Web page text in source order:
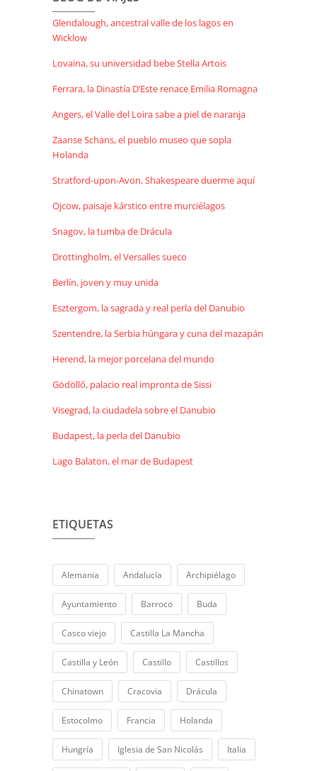
Glendalough, ancestral valle de los lagos en
Wicklow
Lovaina, su universidad bebe Stella Artois
Ferrara, la Dinastía D’Este renace Emilia Romagna
Angers, el Valle del Loira sabe a piel de naranja
Zaanse Schans, el pueblo museo que sopla
Holanda
Stratford-upon-Avon, Shakespeare duerme aquí
Ojcow, paisaje kárstico entre murciélagos
Snagov, la tumba de Drácula
Drottingholm, el Versalles sueco
Berlín, joven y muy unida
Esztergom, la sagrada y real perla del Danubio
Szentendre, la Serbia húngara y cuna del mazapán
Herend, la mejor porcelana del mundo
Gödöllő, palacio real impronta de Sissi
Visegrad, la ciudadela sobre el Danubio
Budapest, la perla del Danubio
Lago Balaton, el mar de Budapest
ETIQUETAS
Alemania Andalucía Archipiélago
Ayuntamiento Barroco Buda
Casco viejo Castilla La Mancha
Castilla y León Castillo Castillos
Chinatown Cracovia Drácula
Estocolmo Francia Holanda
Hungría Iglesia de San Nicolás Italia